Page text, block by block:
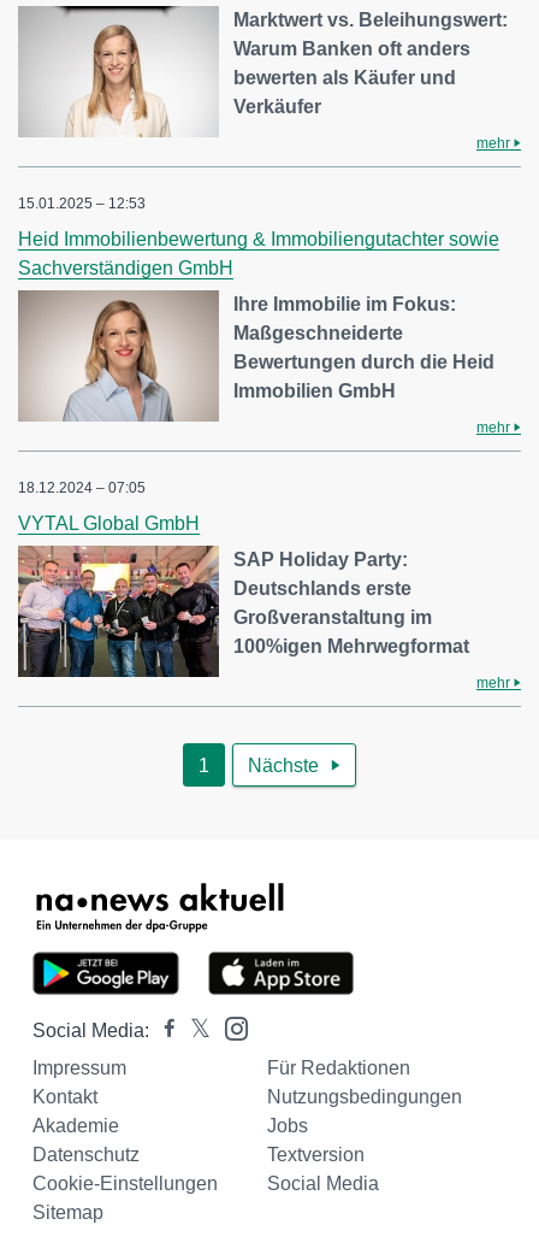
Marktwert vs. Beleihungswert:
Warum Banken oft anders
bewerten als Käufer und
Verkäufer
mehr
15.01.2025 – 12:53
Heid Immobilienbewertung & Immobiliengutachter sowie
Sachverständigen GmbH
Ihre Immobilie im Fokus:
Maßgeschneiderte
Bewertungen durch die Heid
Immobilien GmbH
mehr
18.12.2024 – 07:05
VYTAL Global GmbH
SAP Holiday Party:
Deutschlands erste
Großveranstaltung im
100%igen Mehrwegformat
mehr
1 Nächste 
Social Media:
Impressum
Für Redaktionen
Kontakt
Nutzungsbedingungen
Akademie
Jobs
Datenschutz
Textversion
Cookie-Einstellungen
Social Media
Sitemap